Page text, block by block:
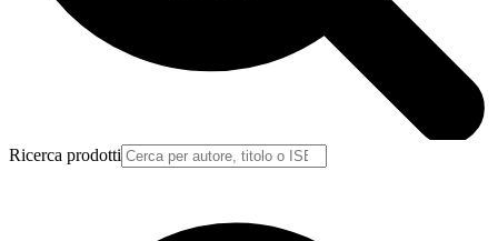
Ricerca prodotti